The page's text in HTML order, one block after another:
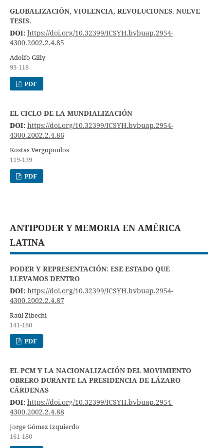
GLOBALIZACIÓN, VIOLENCIA, REVOLUCIONES. NUEVE
TESIS.
DOI: https://doi.org/10.32399/ICSYH.bvbuap.2954-
4300.2002.2.4.85
Adolfo Gilly
93-118
PDF
EL CICLO DE LA MUNDIALIZACIÓN
DOI: https://doi.org/10.32399/ICSYH.bvbuap.2954-
4300.2002.2.4.86
Kostas Vergopoulos
119-139
PDF
ANTIPODER Y MEMORIA EN AMÉRICA
LATINA
PODER Y REPRESENTACIÓN: ESE ESTADO QUE
LLEVAMOS DENTRO
DOI: https://doi.org/10.32399/ICSYH.bvbuap.2954-
4300.2002.2.4.87
Raúl Zibechi
141-180
PDF
EL PCM Y LA NACIONALIZACIÓN DEL MOVIMIENTO
OBRERO DURANTE LA PRESIDENCIA DE LÁZARO
CÁRDENAS
DOI: https://doi.org/10.32399/ICSYH.bvbuap.2954-
4300.2002.2.4.88
Jorge Gómez Izquierdo
161-180